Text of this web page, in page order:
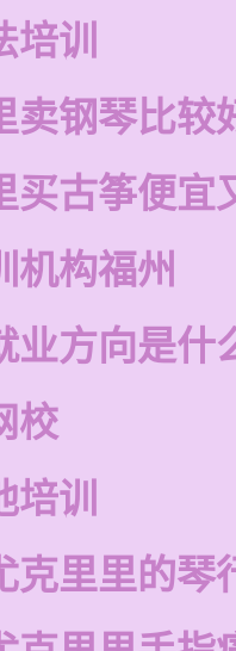
训
卖钢琴比较
买古筝便宜
机构福州
业方向是什
校
训
克里里的琴